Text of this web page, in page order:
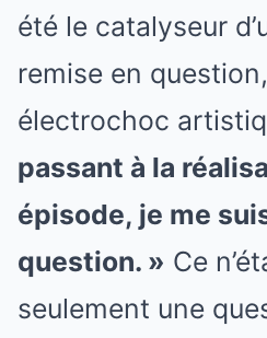
été le catalyseur
remise en
électrochoc
passant à la
épisode, je me
question. » Ce
seulement une